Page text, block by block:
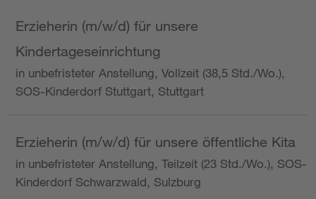
Erzieherin (m/w/d) für unsere
Kindertageseinrichtung
in unbefristeter Anstellung, Vollzeit (38,5 Std./Wo.),
SOS-Kinderdorf Stuttgart, Stuttgart
Erzieherin (m/w/d) für unsere öffentliche Kita
in unbefristeter Anstellung, Teilzeit (23 Std./Wo.), SOS-
Kinderdorf Schwarzwald, Sulzburg